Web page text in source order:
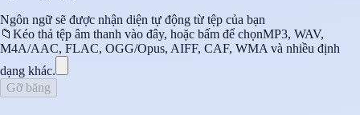
Ngôn ngữ sẽ được nhận diện tự động từ tệp của bạn
📁 Kéo thả tệp âm thanh vào đây, hoặc bấm để chọnMP3, WAV,
M4A/AAC, FLAC, OGG/Opus, AIFF, CAF, WMA và nhiều định
dạng khác.
Gỡ băng